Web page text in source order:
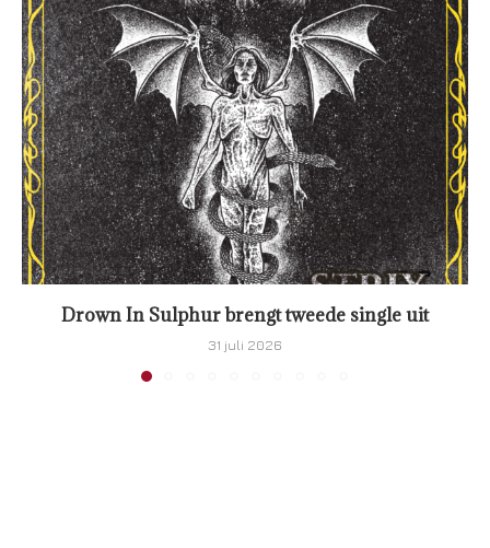
Drown In Sulphur brengt tweede single uit
31 juli 2026